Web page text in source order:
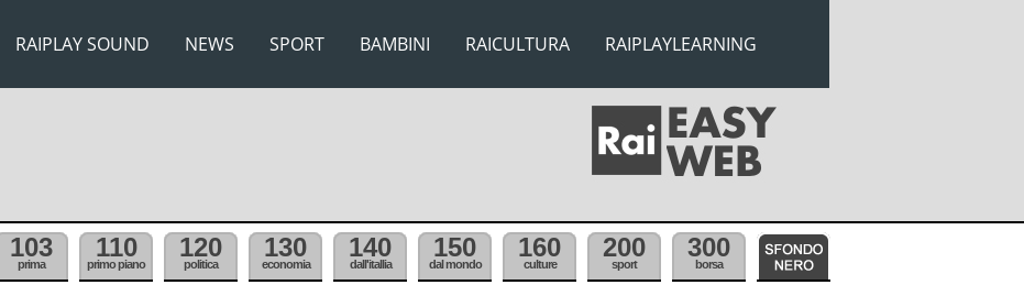
RAIPLAY SOUND NEWS SPORT BAMBINI RAICULTURA RAIPLAYLEARNING
103
prima
110
primo piano
120
politica
130
economia
140
dall'itallia
150
dal mondo
160
culture
200
sport
300
borsa